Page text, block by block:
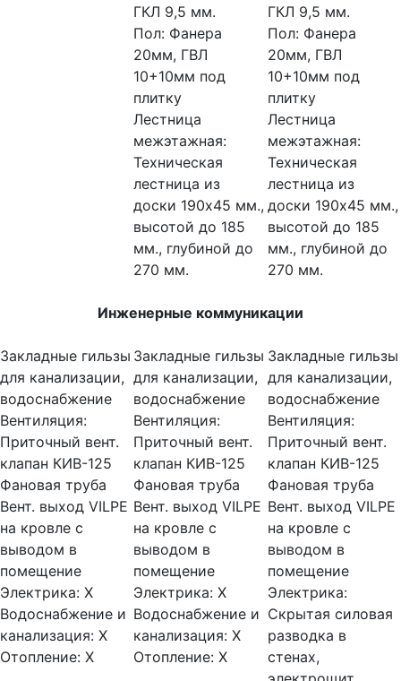
ГКЛ 9,5 мм.
Пол: Фанера
20мм, ГВЛ
10+10мм под
плитку
Лестница
межэтажная:
Техническая
лестница из
доски 190х45 мм.,
высотой до 185
мм., глубиной до
270 мм.
ГКЛ 9,5 мм.
Пол:Фанера
20мм, ГВЛ
10+10мм под
плитку
Лестница
межэтажная:
Техническая
лестница из
доски 190х45 мм.,
высотой до 185
мм., глубиной до
270 мм.
Инженерные коммуникации
Закладные гильзы
для канализации,
водоснабжение
Вентиляция:
Приточный вент.
клапан КИВ-125
Фановая труба
Вент. выход VILPE
на кровле с
выводом в
помещение
Электрика: Х
Водоснабжение и
канализация: Х
Отопление: Х
Закладные гильзы
для канализации,
водоснабжение
Вентиляция:
Приточный вент.
клапан КИВ-125
Фановая труба
Вент. выход VILPE
на кровле с
выводом в
помещение
Электрика: Х
Водоснабжение и
канализация: Х
Отопление: Х
Закладные гильзы
для канализации,
водоснабжение
Вентиляция:
Приточный вент.
клапан КИВ-125
Фановая труба
Вент. выход VILPE
на кровле с
выводом в
помещение
Электрика:
Скрытая силовая
разводка в
стенах,